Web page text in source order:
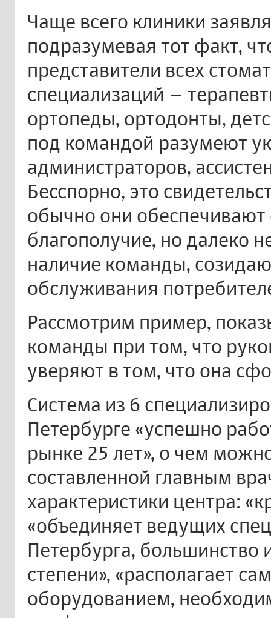
Чаще всего клиники
подразумевая тот факт,
представители всех
специализаций –
ортопеды, ортодонты,
под командой разумеют
администраторов,
Бесспорно, это
обычно они обеспечивают
благополучие, но далеко
наличие команды,
обслуживания
Рассмотрим пример,
команды при том, что
уверяют в том, что она
Система из 6
Петербурге «успешно
рынке 25 лет», о чем
составленной главным
характеристики центра:
«объединяет ведущих
Петербурга, большинство
степени», «располагает
оборудованием,